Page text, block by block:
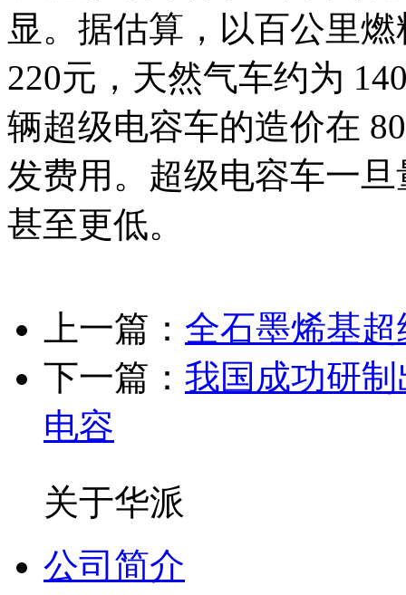
显。据估算，以百公里
220元，天然气车约为
辆超级电容车的造价在
发费用。超级电容车一
甚至更低。
上一篇： 全石墨烯基
下一篇： 我国成功研
电容
关于华派
公司简介